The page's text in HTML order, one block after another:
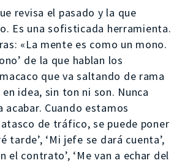
revisa el pasado y la que
Es una sofisticada herramienta.
«La mente es como un mono.
de la que hablan los
que va saltando de rama
idea, sin ton ni son. Nunca
acabar. Cuando estamos
de tráfico, se puede poner
tarde’, ‘Mi jefe se dará cuenta’,
el contrato’, ‘Me van a echar del